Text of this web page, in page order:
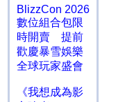
BlizzCon 2026
數位組合包限
時開賣 提前
歡慶暴雪娛樂
全球玩家盛會
《我想成為影